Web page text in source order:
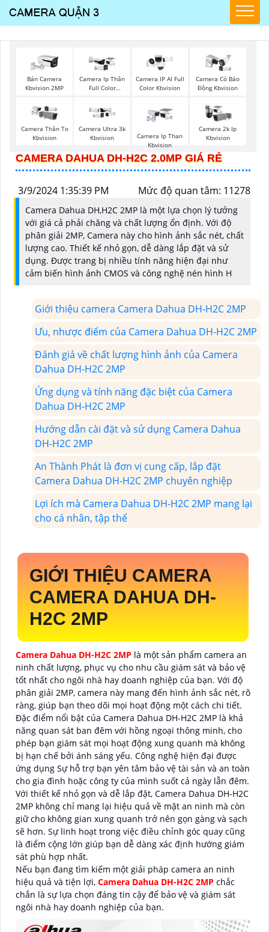
Bán Camera
Kbvision 2MP
Camera Ip Thân
Full Color
Camera IP AI Full
Color Kbvision
Camera Có Báo
Động Kbvision
Camera Thân To
Kbvision
Camera Ultra 3k
Kbvision
Camera Ip Than
Kbvision
Camera 2k Ip
Kbvision
CAMERA DAHUA DH-H2C 2.0MP GIÁ RẺ
3/9/2024 1:35:39 PM Mức độ quan tâm: 11278
Camera Dahua DH,H2C 2MP là một lựa chọn lý tưởng
với giá cả phải chăng và chất lượng ổn định. Với độ
phân giải 2MP, Camera này cho hình ảnh sắc nét, chất
lượng cao. Thiết kế nhỏ gọn, dễ dàng lắp đặt và sử
dụng. Được trang bị nhiều tính năng hiện đại như
cảm biến hình ảnh CMOS và công nghệ nén hình H
Giới thiệu camera Camera Dahua DH-H2C 2MP
Ưu, nhược điểm của Camera Dahua DH-H2C 2MP
Đánh giá về chất lượng hình ảnh của Camera
Dahua DH-H2C 2MP
Ứng dụng và tính năng đặc biệt của Camera
Dahua DH-H2C 2MP
Hướng dẫn cài đặt và sử dụng Camera Dahua
DH-H2C 2MP
An Thành Phát là đơn vị cung cấp, lắp đặt
Camera Dahua DH-H2C 2MP chuyên nghiệp
Lợi ích mà Camera Dahua DH-H2C 2MP mang lại
cho cá nhân, tập thể
GIỚI THIỆU CAMERA
CAMERA DAHUA DH-
H2C 2MP
Camera Dahua DH-H2C 2MP là một sản phẩm camera an
ninh chất lượng, phục vụ cho nhu cầu giám sát và bảo vệ
tốt nhất cho ngôi nhà hay doanh nghiệp của bạn. Với độ
phân giải 2MP, camera này mang đến hình ảnh sắc nét, rõ
ràng, giúp bạn theo dõi mọi hoạt động một cách chi tiết.
Đặc điểm nổi bật của Camera Dahua DH-H2C 2MP là khả
năng quan sát ban đêm với hồng ngoại thông minh, cho
phép bạn giám sát mọi hoạt động xung quanh mà không
bị hạn chế bởi ánh sáng yếu. Công nghệ hiện đại được
ứng dụng Sự hỗ trợ bạn yên tâm bảo vệ tài sản và an toàn
cho gia đình hoặc công ty của mình suốt cả ngày lẫn đêm.
Với thiết kế nhỏ gọn và dễ lắp đặt, Camera Dahua DH-H2C
2MP không chỉ mang lại hiệu quả về mặt an ninh mà còn
giữ cho không gian xung quanh trở nên gọn gàng và sạch
sẽ hơn. Sự linh hoạt trong việc điều chỉnh góc quay cũng
là điểm cộng lớn giúp bạn dễ dàng xác định hướng giám
sát phù hợp nhất.
Nếu bạn đang tìm kiếm một giải pháp camera an ninh
hiệu quả và tiện lợi, Camera Dahua DH-H2C 2MP chắc
chắn là sự lựa chọn đáng tin cậy để bảo vệ và giám sát
ngôi nhà hay doanh nghiệp của bạn.